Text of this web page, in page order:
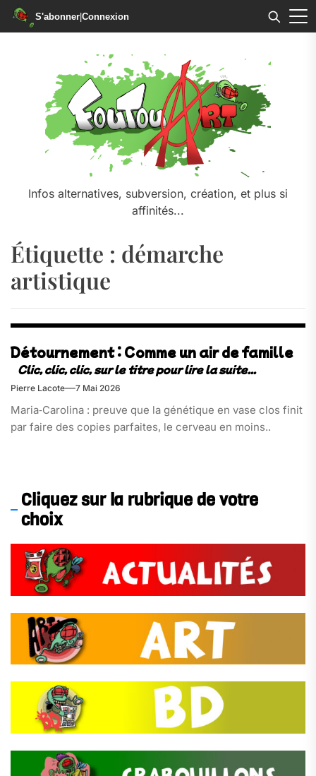
S'abonner|Connexion
Infos alternatives, subversion, création, et plus si
affinités...
Étiquette : démarche
artistique
Détournement : Comme un air de famille
Pierre Lacote 7 Mai 2026
Maria‑Carolina : preuve que la génétique en vase clos finit
par faire des copies parfaites, le cerveau en moins..
Cliquez sur la rubrique de votre
choix